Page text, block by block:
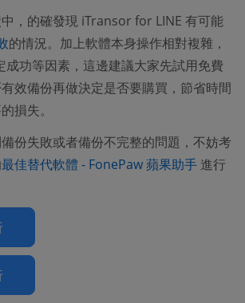
，的確發現 iTransor for LINE 有可能
的情況。加上軟體本身操作相對複雜，
功等因素，這邊建議大家先試用免費
效備份再做決定是否要購買，節省時間
損失。
份失敗或者備份不完整的問題，不妨考
最佳替代軟體 - FonePaw 蘋果助手進行